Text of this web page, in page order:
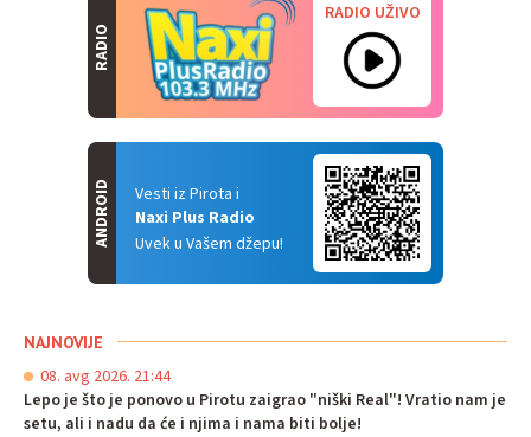
RADIO
RADIO UŽIVO
Vesti iz Pirota i
Naxi Plus Radio
Uvek u Vašem džepu!
ANDROID
NAJNOVIJE
08. avg 2026. 21:44
Lepo je što je ponovo u Pirotu zaigrao "niški Real"! Vratio nam je
setu, ali i nadu da će i njima i nama biti bolje!